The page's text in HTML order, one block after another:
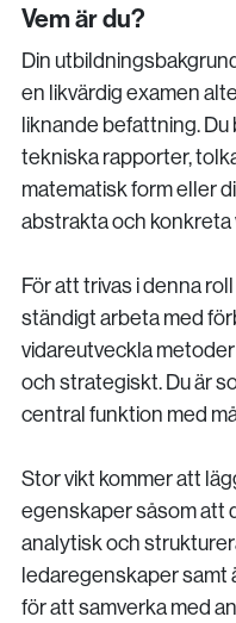
Vem är du?
Din
en likvärdig examen
liknande befattning.
tekniska rapporter,
matematisk form eller
abstrakta och konkreta
För att trivas i denna
ständigt arbeta med
vidareutveckla
och strategiskt. Du är
central funktion med
Stor vikt kommer att
egenskaper såsom att
analytisk och
ledaregenskaper samt
för att samverka med